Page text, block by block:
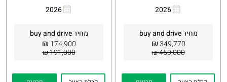
2026
מחיר buy and drive
349,770
₪
450,000 ₪
Whatsapp
2026
מחיר buy and drive
174,900
₪
191,000 ₪
Whatsapp